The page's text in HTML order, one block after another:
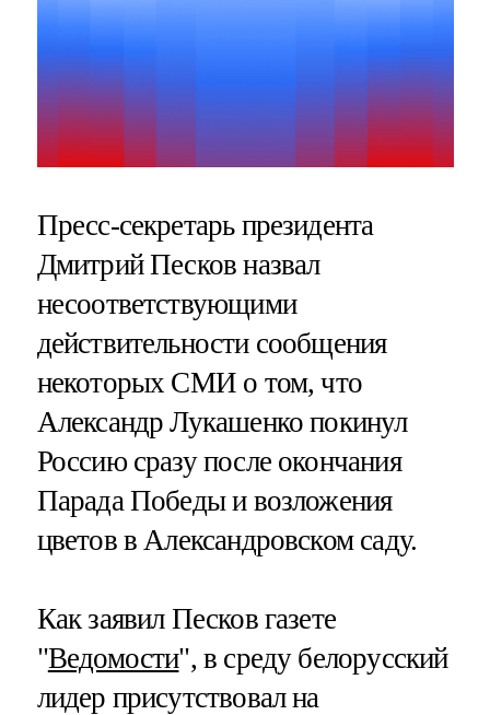
Пресс-секретарь президента
Дмитрий Песков назвал
несоответствующими
действительности сообщения
некоторых СМИ о том, что
Александр Лукашенко покинул
Россию сразу после окончания
Парада Победы и возложения
цветов в Александровском саду.
Как заявил Песков газете
"Ведомости", в среду белорусский
лидер присутствовал на